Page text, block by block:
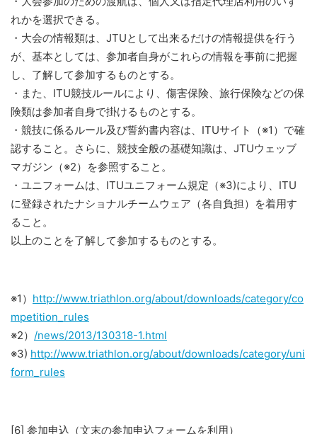
れかを選択できる。
・大会の情報類は、JTUとして出来るだけの情報提供を行う
が、基本としては、参加者自身がこれらの情報を事前に把握
し、了解して参加するものとする。
・また、ITU競技ルールにより、傷害保険、旅行保険などの保
険類は参加者自身で掛けるものとする。
・競技に係るルール及び誓約書内容は、ITUサイト（※1）で確
認すること。さらに、競技全般の基礎知識は、JTUウェッブ
マガジン（※2）を参照すること。
・ユニフォームは、ITUユニフォーム規定（※3)により、ITU
に登録されたナショナルチームウェア（各自負担）を着用す
ること。
以上のことを了解して参加するものとする。
※1） http://www.triathlon.org/about/downloads/category/co
mpetition_rules
※2） /news/2013/130318-1.html
※3) http://www.triathlon.org/about/downloads/category/uni
form_rules
[6] 参加申込（文末の参加申込フォームを利用）